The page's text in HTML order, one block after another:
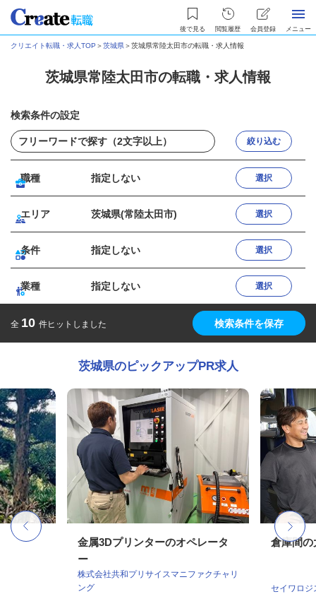
後で見る 閲覧履歴 会員登録 メニュー
クリエイト転職・求人TOP ＞茨城県＞茨城県常陸太田市の転職・求人情報
茨城県常陸太田市の転職・求人情報
検索条件の設定
絞り込む
職種 指定しない 選択
エリア 茨城県(常陸太田市) 選択
条件 指定しない 選択
業種 指定しない 選択
全 10 件ヒットしました 検索条件を保存
茨城県のピックアップPR求人
金属3Dプリンターのオペレータ
ー
株式会社共和プリサイスマニファクチャリ
ング
倉庫間の
セイワロ